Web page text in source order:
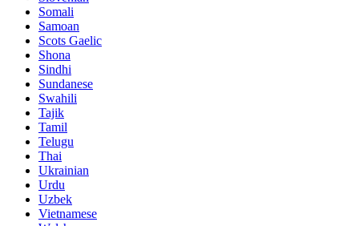
Somali
Samoan
Scots Gaelic
Shona
Sindhi
Sundanese
Swahili
Tajik
Tamil
Telugu
Thai
Ukrainian
Urdu
Uzbek
Vietnamese